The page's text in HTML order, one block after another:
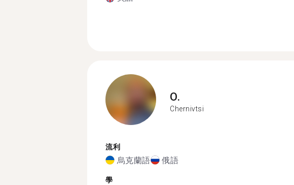
O.
Chernivtsi
流利
烏克蘭語 俄語
學